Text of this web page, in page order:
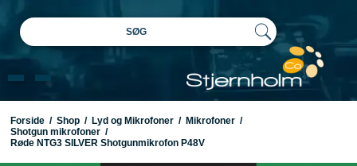
SØG
Forside / Shop / Lyd og Mikrofoner / Mikrofoner /
Shotgun mikrofoner /
Røde NTG3 SILVER Shotgunmikrofon P48V